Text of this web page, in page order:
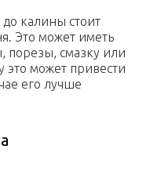
до калины стоит
Это может иметь
смазку или
это может привести
его лучше